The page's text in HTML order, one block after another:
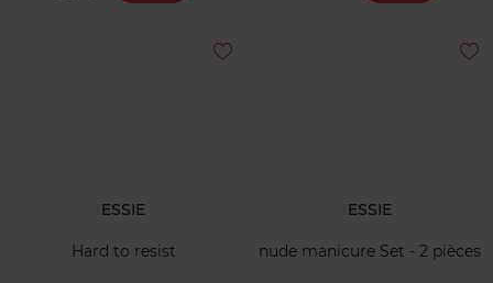
ESSIE
Hard to resist
ESSIE
nude manicure Set - 2 pièces